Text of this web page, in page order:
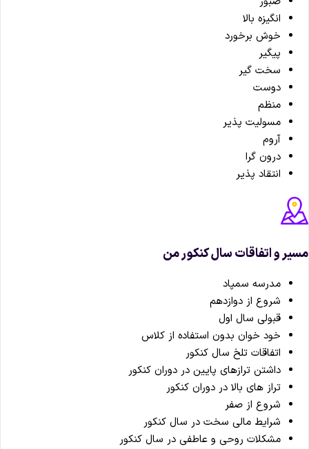
انگیزه بالا
خوش برخورد
پیگیر
سخت گیر
دوست
منظم
مسولیت پذیر
آروم
درون گرا
انتقاد پذیر
و اتفاقات سال کنکور من
مدرسه سمپاد
شروع از دوازدهم
قبولی سال اول
خود خوان بدون استفاده از کلاس
اتفاقات تلخ سال کنکور
داشتن ترازهای پایین در دوران کنکور
تراز های بالا در دوران کنکور
شروع از صفر
شرایط مالی سخت در سال کنکور
مشکلات روحی و عاطفی در سال کنکور